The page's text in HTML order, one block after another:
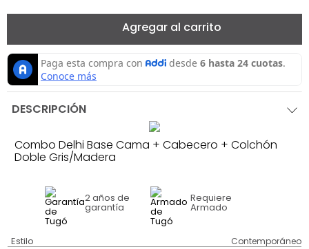
Agregar al carrito
DESCRIPCIÓN
Combo Delhi Base Cama + Cabecero + Colchón
Doble Gris/Madera
2 años de
garantía
Requiere
Armado
Estilo Contemporáneo